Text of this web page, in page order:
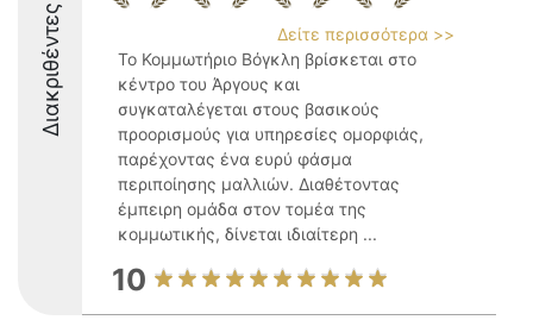
Διακριθέντες
Δείτε περισσότερα >>
Το Κομμωτήριο Βόγκλη βρίσκεται στο
κέντρο του Άργους και
συγκαταλέγεται στους βασικούς
προορισμούς για υπηρεσίες ομορφιάς,
παρέχοντας ένα ευρύ φάσμα
περιποίησης μαλλιών. Διαθέτοντας
έμπειρη ομάδα στον τομέα της
κομμωτικής, δίνεται ιδιαίτερη ...
10